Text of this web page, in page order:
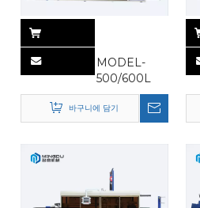
MODEL-
500/600L
바구니에 담기